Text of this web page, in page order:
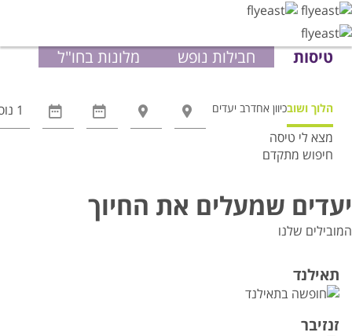
טיסות חבילות נופש מלונות בחו"ל
הלוך ושובכיוון אחדרב יעדים
מצא לי טיסה
חיפוש מתקדם
הנוספות
מוצגות
לפני
יעדים שמעלים את החיוך
המובילים שלנו
תאילנד
זנזיבר